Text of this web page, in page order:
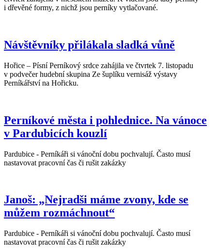
i dřevěné formy, z nichž jsou perníky vytlačované.
Návštěvníky přilákala sladká vůně
Hořice – Písní Perníkový srdce zahájila ve čtvrtek 7. listopadu
v podvečer hudební skupina Ze šuplíku vernisáž výstavy
Perníkářství na Hořicku.
Perníkové města i pohlednice. Na vánoce
v Pardubicích kouzlí
Pardubice - Perníkáři si vánoční dobu pochvalují. Často musí
nastavovat pracovní čas či rušit zakázky
Janoš: „Nejradši máme zvony, kde se
můžem rozmáchnout“
Pardubice - Perníkáři si vánoční dobu pochvalují. Často musí
nastavovat pracovní čas či rušit zakázky